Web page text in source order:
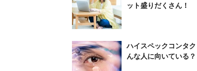
ット盛りだくさん！
ハイスペックコンタ
んな人に向いている？